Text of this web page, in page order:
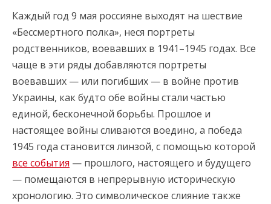
Каждый год 9 мая россияне выходят на шествие
«Бессмертного полка», неся портреты
родственников, воевавших в 1941–1945 годах. Все
чаще в эти ряды добавляются портреты
воевавших — или погибших — в войне против
Украины, как будто обе войны стали частью
единой, бесконечной борьбы. Прошлое и
настоящее войны сливаются воедино, а победа
1945 года становится линзой, с помощью которой
все события — прошлого, настоящего и будущего
— помещаются в непрерывную историческую
хронологию. Это символическое слияние также